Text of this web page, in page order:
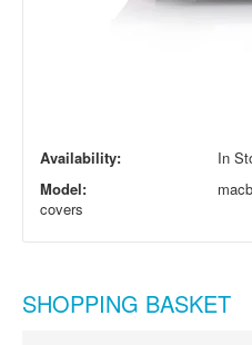
Availability:
In
Model:
covers
SHOPPING BASKET